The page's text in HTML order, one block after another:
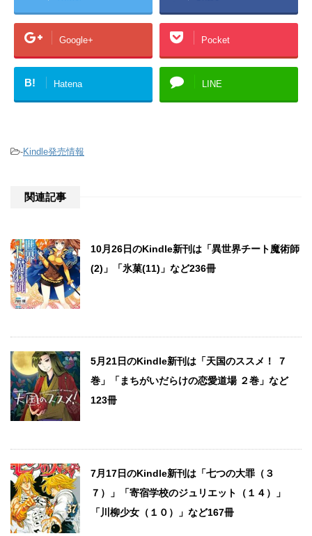
Google+ Pocket
B! Hatena LINE
-Kindle発売情報
関連記事
10月26日のKindle新刊は「異世界チート魔術師
(2)」「氷菓(11)」など236冊
5月21日のKindle新刊は「天国のススメ！ ７
巻」「まちがいだらけの恋愛道場 ２巻」など
123冊
7月17日のKindle新刊は「七つの大罪（３
７）」「寄宿学校のジュリエット（１４）」
「川柳少女（１０）」など167冊